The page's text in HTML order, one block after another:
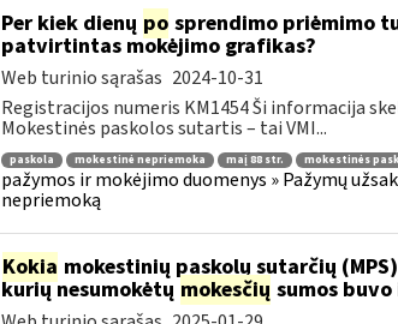
Per kiek dienų po sprendimo priėmimo
patvirtintas mokėjimo grafikas?
Web turinio sąrašas 2024-10-31
Registracijos numeris KM1454 Ši informacija
Mokestinės paskolos sutartis – tai VMI...
paskola mokestinė nepriemoka maį 88 str. mokestinės
pažymos ir mokėjimo duomenys » Pažymų
nepriemoką
Kokia mokestinių paskolų sutarčių
kurių nesumokėtų mokesčių sumos